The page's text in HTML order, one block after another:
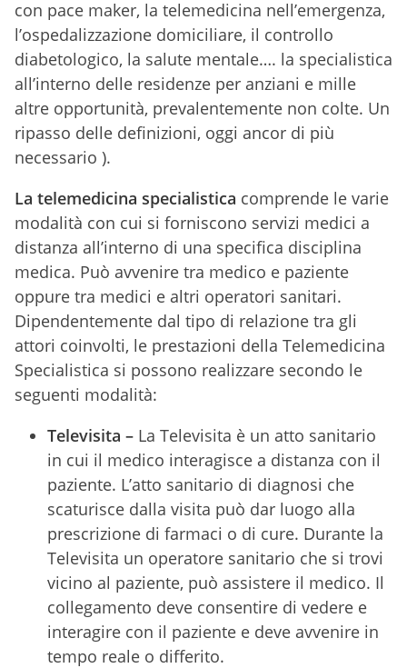
con pace maker, la telemedicina nell’emergenza,
l’ospedalizzazione domiciliare, il controllo
diabetologico, la salute mentale…. la specialistica
all’interno delle residenze per anziani e mille
altre opportunità, prevalentemente non colte. Un
ripasso delle definizioni, oggi ancor di più
necessario ).
La telemedicina specialistica comprende le varie
modalità con cui si forniscono servizi medici a
distanza all’interno di una specifica disciplina
medica. Può avvenire tra medico e paziente
oppure tra medici e altri operatori sanitari.
Dipendentemente dal tipo di relazione tra gli
attori coinvolti, le prestazioni della Telemedicina
Specialistica si possono realizzare secondo le
seguenti modalità:
Televisita – La Televisita è un atto sanitario
in cui il medico interagisce a distanza con il
paziente. L’atto sanitario di diagnosi che
scaturisce dalla visita può dar luogo alla
prescrizione di farmaci o di cure. Durante la
Televisita un operatore sanitario che si trovi
vicino al paziente, può assistere il medico. Il
collegamento deve consentire di vedere e
interagire con il paziente e deve avvenire in
tempo reale o differito.